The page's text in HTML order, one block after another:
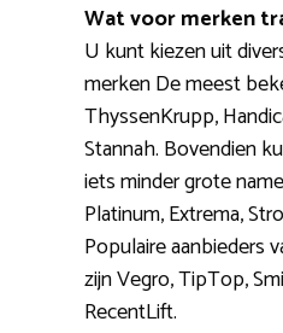
Wat voor merken
U kunt kiezen uit
merken De meest
ThyssenKrupp,
Stannah. Bovendien
iets minder grote
Platinum, Extrema,
Populaire aanbieders
zijn Vegro, TipTop,
RecentLift.